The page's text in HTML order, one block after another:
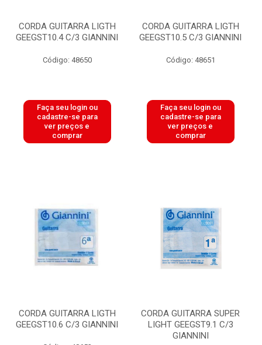
CORDA GUITARRA LIGTH
GEEGST10.4 C/3 GIANNINI
Código: 48650
Faça seu login ou
cadastre-se para
ver preços e
comprar
CORDA GUITARRA LIGTH
GEEGST10.5 C/3 GIANNINI
Código: 48651
Faça seu login ou
cadastre-se para
ver preços e
comprar
CORDA GUITARRA LIGTH
GEEGST10.6 C/3 GIANNINI
CORDA GUITARRA SUPER
LIGHT GEEGST9.1 C/3
GIANNINI